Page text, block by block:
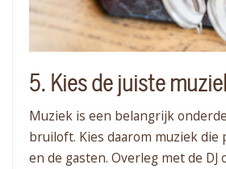
5. Kies de juiste
Muziek is een belangrijk
bruiloft. Kies daarom muziek
en de gasten. Overleg met de